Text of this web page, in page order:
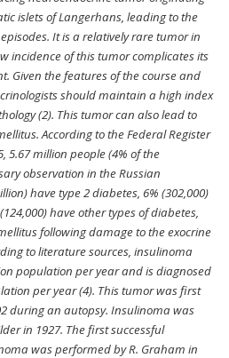
islets of Langerhans, leading to the
It is a relatively rare tumor in
incidence of this tumor complicates its
Given the features of the course and
should maintain a high index
(2). This tumor can also lead to
According to the Federal Register
5.67 million people (4% of the
observation in the Russian
have type 2 diabetes, 6% (302,000)
have other types of diabetes,
following damage to the exocrine
to literature sources, insulinoma
population per year and is diagnosed
per year (4). This tumor was first
during an autopsy. Insulinoma was
in 1927. The first successful
was performed by R. Graham in